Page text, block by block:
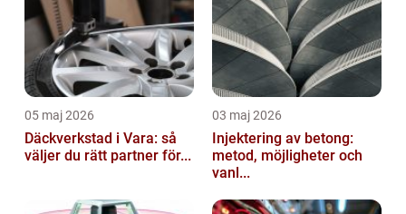
05 maj 2026
Däckverkstad i Vara: så
väljer du rätt partner för...
03 maj 2026
Injektering av betong:
metod, möjligheter och
vanl...